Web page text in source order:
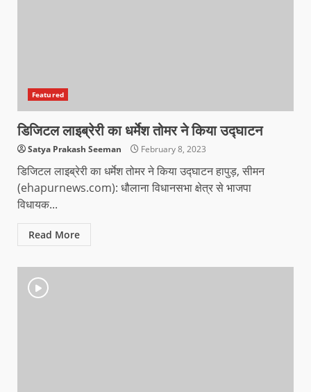
Featured
डिजिटल लाइब्रेरी का धर्मेश तोमर ने किया उद्घाटन
Satya Prakash Seeman February 8, 2023
डिजिटल लाइब्रेरी का धर्मेश तोमर ने किया उद्घाटन हापुड़, सीमन
(ehapurnews.com): धौलाना विधानसभा क्षेत्र से भाजपा
विधायक...
Read More